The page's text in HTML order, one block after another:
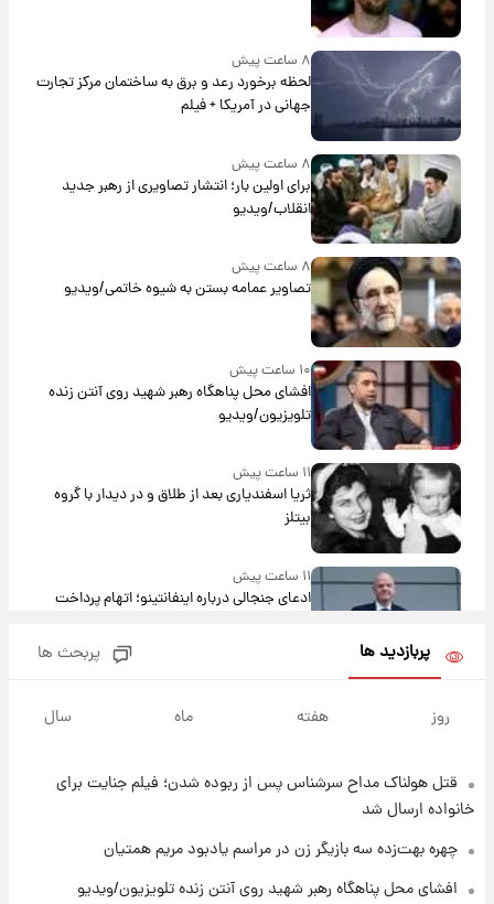
۸ ساعت پیش
لحظه برخورد رعد و برق به ساختمان مرکز تجارت
جهانی در آمریکا + فیلم
۸ ساعت پیش
برای اولین بار؛ انتشار تصاویری از رهبر جدید
انقلاب/ویدیو
۸ ساعت پیش
تصاویر عمامه بستن به شیوه خاتمی/ویدیو
۱۰ ساعت پیش
افشای محل پناهگاه‌ رهبر شهید روی آنتن زنده
تلویزیون/ویدیو
۱۱ ساعت پیش
ثریا اسفندیاری بعد از طلاق و در دیدار با گروه
بیتلز
۱۱ ساعت پیش
ادعای جنجالی درباره اینفانتینو؛ اتهام پرداخت
آلزایمر و زوال عقل افزایش می‌یابد؟
۱۲ ساعت پیش
۱۲ ساعت پیش
پربازدید ها پربحث ها
روز هفته ماه سال
قتل هولناک مداح سرشناس پس از ربوده شدن؛ فیلم جنایت برای
خانواده ارسال شد
چهره بهت‌زده سه بازیگر زن در مراسم یادبود مریم همتیان
افشای محل پناهگاه‌ رهبر شهید روی آنتن زنده تلویزیون/ویدیو